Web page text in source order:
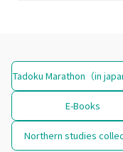
Tadoku Marathon（in
E-Books
Northern studies